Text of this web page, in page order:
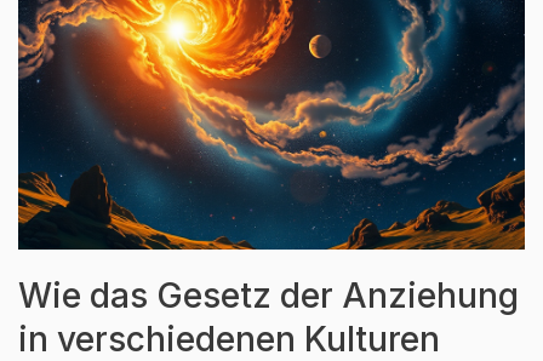
Wie das Gesetz der Anziehung
in verschiedenen Kulturen